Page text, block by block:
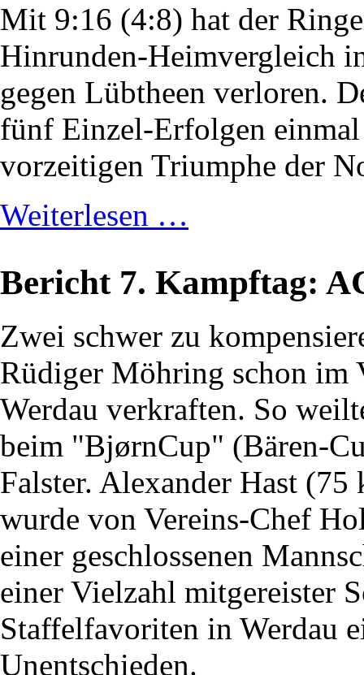
Mit 9:16 (4:8) hat der
Hinrunden-Heimvergleich
gegen Lübtheen verloren.
fünf Einzel-Erfolgen
vorzeitigen Triumphe der
Weiterlesen …
Bericht 7. Kampftag:
Zwei schwer zu
Rüdiger Möhring schon im
Werdau verkraften. So
beim "BjørnCup" (Bären-
Falster. Alexander Hast
wurde von Vereins-Chef
einer geschlossenen
einer Vielzahl mitgereister
Staffelfavoriten in Werdau
Unentschieden.